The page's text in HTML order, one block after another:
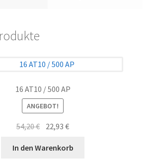
16 AT10 / 500 AP
ANGEBOT!
54,20€ Ursprünglicher
war:
22,93€Aktueller
ist:
In den Warenkorb